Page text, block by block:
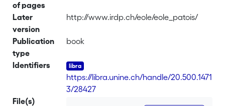
of pages
Later
version
http://www.irdp.ch/eole/eole_patois/
Publication
type
book
Identifiers
https://libra.unine.ch/handle/20.500.1471
3/28427
File(s)